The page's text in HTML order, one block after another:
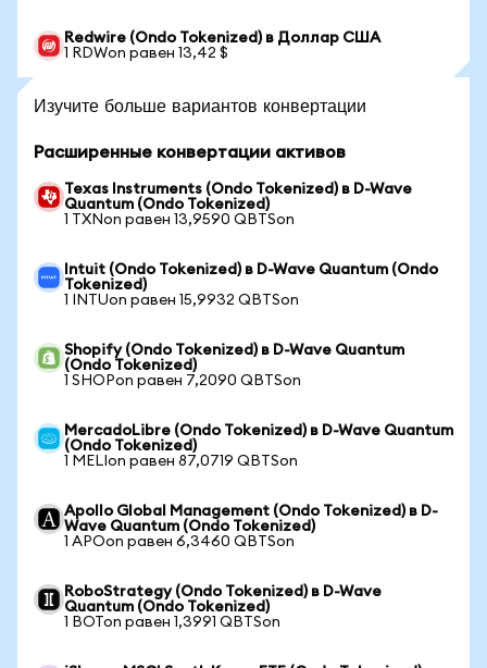
Redwire (Ondo Tokenized) в Доллар США
1 RDWon равен 13,42 $
Изучите больше вариантов конвертации
Расширенные конвертации активов
Texas Instruments (Ondo Tokenized) в D-Wave
Quantum (Ondo Tokenized)
1 TXNon равен 13,9590 QBTSon
Intuit (Ondo Tokenized) в D-Wave Quantum (Ondo
Tokenized)
1 INTUon равен 15,9932 QBTSon
Shopify (Ondo Tokenized) в D-Wave Quantum
(Ondo Tokenized)
1 SHOPon равен 7,2090 QBTSon
MercadoLibre (Ondo Tokenized) в D-Wave Quantum
(Ondo Tokenized)
1 MELIon равен 87,0719 QBTSon
Apollo Global Management (Ondo Tokenized) в D-
Wave Quantum (Ondo Tokenized)
1 APOon равен 6,3460 QBTSon
RoboStrategy (Ondo Tokenized) в D-Wave
Quantum (Ondo Tokenized)
1 BOTon равен 1,3991 QBTSon